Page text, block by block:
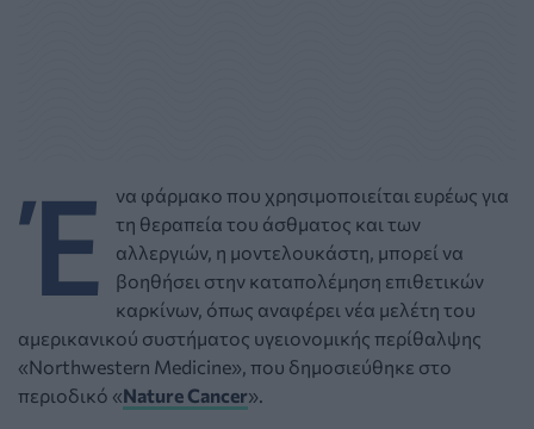
Έ
να φάρμακο που χρησιμοποιείται ευρέως για
τη θεραπεία του άσθματος και των
αλλεργιών, η μοντελουκάστη, μπορεί να
βοηθήσει στην καταπολέμηση επιθετικών
καρκίνων, όπως αναφέρει νέα μελέτη του
αμερικανικού συστήματος υγειονομικής περίθαλψης
«Northwestern Medicine», που δημοσιεύθηκε στο
περιοδικό «Nature Cancer».